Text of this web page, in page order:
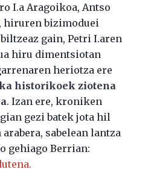
I.a Aragoikoa, Antso
hiruren bizimoduei
gain, Petri I.aren
hiru dimentsiotan
heriotza ere
historikoek ziotena
. Izan ere, kroniken
gezi batek jota hil
sabelean lantza
gehiago Berrian: